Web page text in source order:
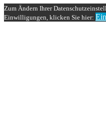
Zum Ändern Ihrer
Einwilligungen, klicken Sie hier: